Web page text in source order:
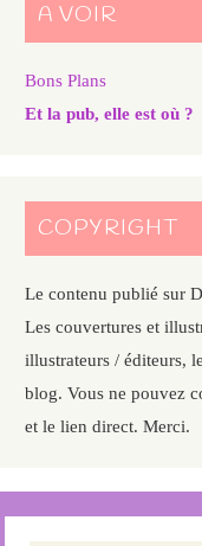
A VOIR
Bons Plans
Et la pub, elle est où ?
COPYRIGHT
Le contenu publié sur
Les couvertures et
illustrateurs / éditeurs,
blog. Vous ne pouvez
et le lien direct. Merci.